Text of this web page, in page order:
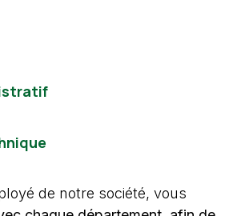
de notre société, vous